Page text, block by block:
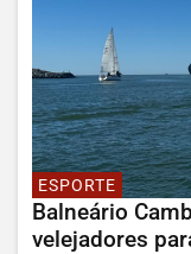
ESPORTE
Balneário
velejadores